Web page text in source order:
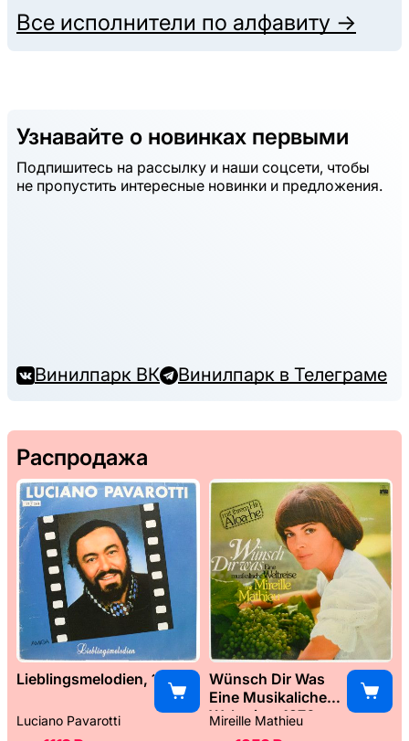
Все исполнители по алфавиту →
Узнавайте о новинках первыми
Подпишитесь на рассылку и наши соцсети, чтобы
не пропустить интересные новинки и предложения.
Винилпарк ВК Винилпарк в Телеграме
Распродажа
Lieblingsmelodien, 1989
Luciano Pavarotti
Wünsch Dir Was
Eine Musikaliche
Weltreise, 1976
Mireille Mathieu